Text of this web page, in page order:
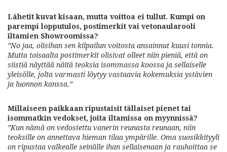
Lähetit kuvat kisaan, mutta voittoa ei tullut. Kumpi on
parempi lopputulos, postimerkit vai vetonaularooli
iltamien Showroomissa?
”No jaa, olisihan sen kilpailun voitosta ansainnut kuusi tonnia.
Mutta toisaalta postimerkit olisivat olleet niin pieniä, että on
siistiä näyttää näitä teoksia isommassa koossa ja sellaiselle
yleisölle, jolta varmasti löytyy vastaavia kokemuksia ystävien
ja luonnon kanssa.”
Millaiseen paikkaan ripustaisit tällaiset pienet tai
isommatkin vedokset, joita iltamissa on myynnissä?
”Kun nämä on vedostettu vanerin reunasta reunaan, niin
teoksille on annettava hieman tilaa ympärille. Oma suosikkityyli
on ripustaa valkealle seinälle ihan sellaisenaan ja rauhoittaa se